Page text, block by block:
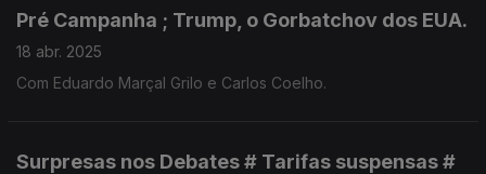
Pré Campanha ; Trump, o Gorbatchov dos EUA.
18 abr. 2025
Com Eduardo Marçal Grilo e Carlos Coelho.
Surpresas nos Debates # Tarifas suspensas #